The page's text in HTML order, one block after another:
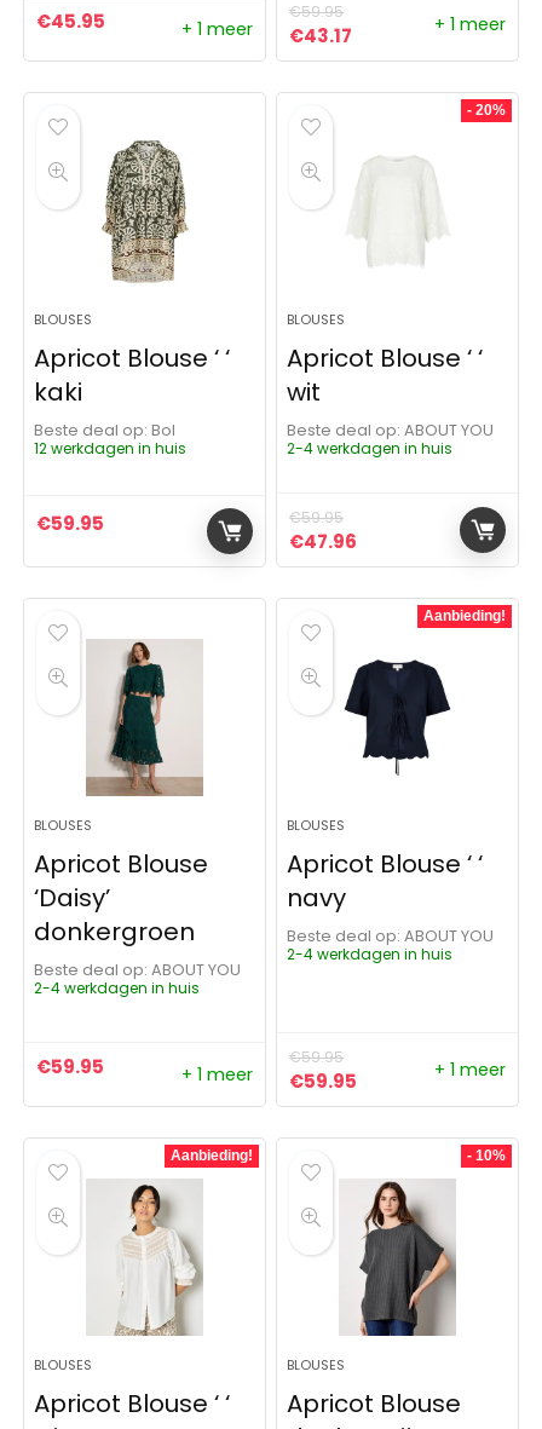
€45.95 + 1 meer
€59.95
Oorspronkelijke prijs
€43.17 Huidige prijs is:
+ 1 meer
BLOUSES
Apricot Blouse ‘ ‘
kaki
Beste deal op:
Bol
12 werkdagen in huis
€59.95
- 20%
BLOUSES
Apricot Blouse ‘ ‘
wit
Beste deal op:
ABOUT YOU
2-4 werkdagen in huis
€59.95
Oorspronkelijke prijs
€47.96 Huidige prijs is:
BLOUSES
Apricot Blouse
‘Daisy’
donkergroen
Beste deal op:
ABOUT YOU
2-4 werkdagen in huis
€59.95 + 1 meer
Aanbieding!
BLOUSES
Apricot Blouse ‘ ‘
navy
Beste deal op:
ABOUT YOU
2-4 werkdagen in huis
€59.95
Oorspronkelijke prijs
€59.95 Huidige prijs is:
+ 1 meer
Aanbieding!
BLOUSES
Apricot Blouse ‘ ‘
- 10%
BLOUSES
Apricot Blouse